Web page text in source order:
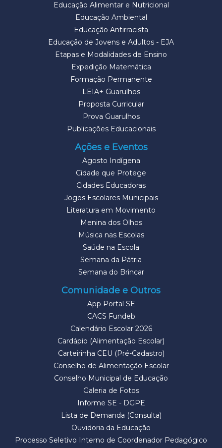
Educação Alimentar e Nutricional
Educação Ambiental
Educação Antirracista
Educação de Jovens e Adultos - EJA
Etapas e Modalidades de Ensino
Expedição Matemática
Formação Permanente
LEIA+ Guarulhos
Proposta Curricular
Prova Guarulhos
Publicações Educacionais
Ações e Eventos
Agosto Indígena
Cidade que Protege
Cidades Educadoras
Jogos Escolares Municipais
Literatura em Movimento
Menina dos Olhos
Música nas Escolas
Saúde na Escola
Semana da Pátria
Semana do Brincar
Comunidade e Outros
App Portal SE
CACS Fundeb
Calendário Escolar 2026
Cardápio (Alimentação Escolar)
Carteirinha CEU (Pré-Cadastro)
Conselho de Alimentação Escolar
Conselho Municipal de Educação
Galeria de Fotos
Informe SE - DGPE
Lista de Demanda (Consulta)
Ouvidoria da Educação
Processo Seletivo Interno de Coordenador Pedagógico